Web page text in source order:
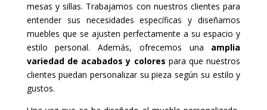
mesas y sillas. Trabajamos con nuestros clientes para
entender sus necesidades específicas y diseñamos
muebles que se ajusten perfectamente a su espacio y
estilo personal. Además, ofrecemos una amplia
variedad de acabados y colores para que nuestros
clientes puedan personalizar su pieza según su estilo y
gustos.